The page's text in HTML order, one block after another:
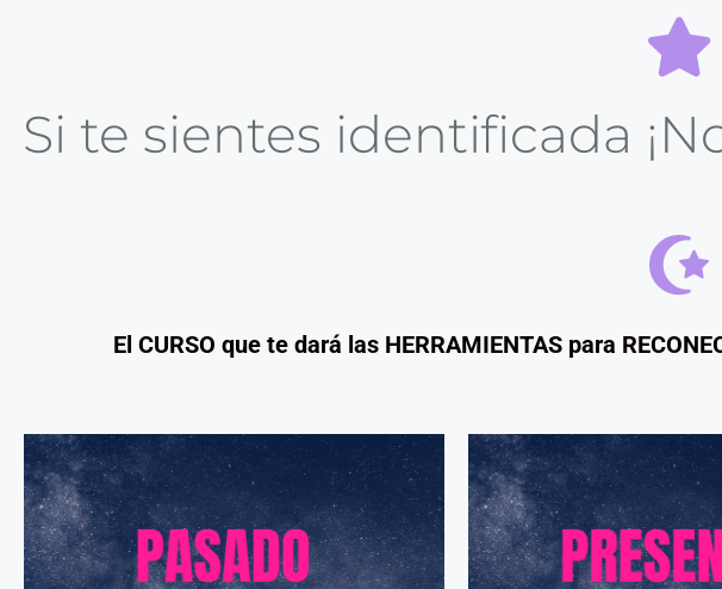
Si te sientes identificada
El CURSO que te dará las HERRAMIENTAS para